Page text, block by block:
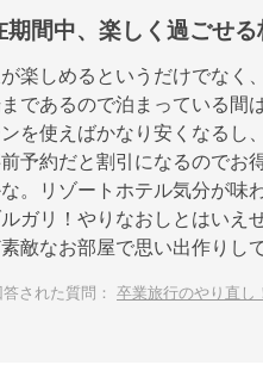
期間中、楽しく過ごせ
楽しめるというだけでなく
であるので泊まっている間
を使えばかなり安くなるし
予約だと割引になるのでお
。リゾートホテル気分が味
ガリ！やりなおしとはいえ
敵なお部屋で思い出作りし
答された質問： 卒業旅行のやり直し！